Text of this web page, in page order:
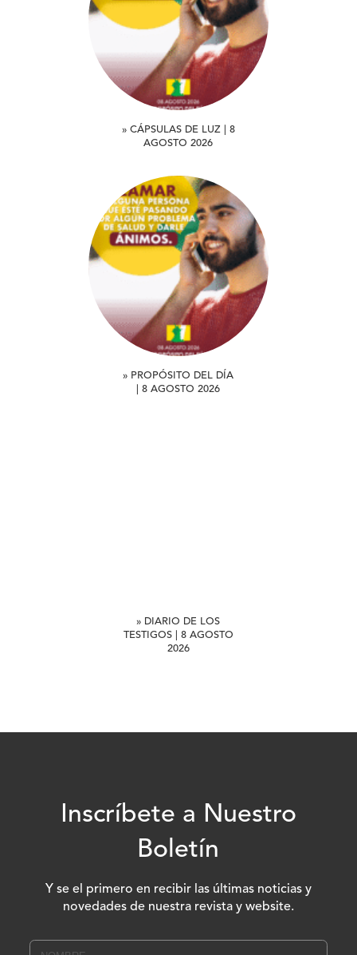
» CÁPSULAS DE LUZ | 8
AGOSTO 2026
» PROPÓSITO DEL DÍA
| 8 AGOSTO 2026
» DIARIO DE LOS
TESTIGOS | 8 AGOSTO
2026
Inscríbete a Nuestro
Boletín
Y se el primero en recibir las últimas noticias y
novedades de nuestra revista y website.